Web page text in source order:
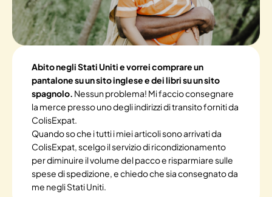
Abito negli Stati Uniti e vorrei comprare un
pantalone su un sito inglese e dei libri su un sito
spagnolo. Nessun problema! Mi faccio consegnare
la merce presso uno degli indirizzi di transito forniti da
ColisExpat.
Quando so che i tutti i miei articoli sono arrivati da
ColisExpat, scelgo il servizio di ricondizionamento
per diminuire il volume del pacco e risparmiare sulle
spese di spedizione, e chiedo che sia consegnato da
me negli Stati Uniti.